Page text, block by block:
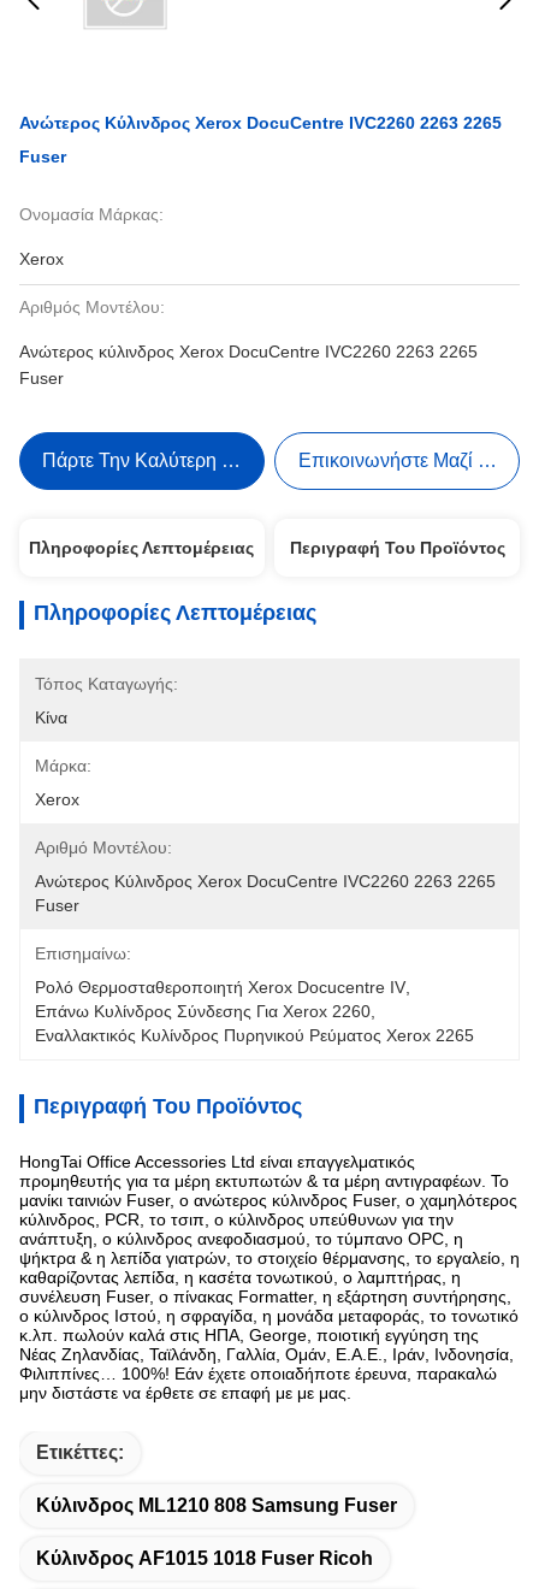
Ανώτερος Κύλινδρος Xerox DocuCentre IVC2260 2263 2265
Fuser
Ονομασία Μάρκας:
Xerox
Αριθμός Μοντέλου:
Ανώτερος κύλινδρος Xerox DocuCentre IVC2260 2263 2265
Fuser
Πάρτε Την Καλύτερη Τιμή Επικοινωνήστε Μαζί Μας
Πληροφορίες Λεπτομέρειας Περιγραφή Του Προϊόντος
Πληροφορίες Λεπτομέρειας
Τόπος Καταγωγής:
Κίνα
Μάρκα:
Xerox
Αριθμό Μοντέλου:
Ανώτερος Κύλινδρος Xerox DocuCentre IVC2260 2263 2265
Fuser
Επισημαίνω:
Ρολό Θερμοσταθεροποιητή Xerox Docucentre IV
Επάνω Κυλίνδρος Σύνδεσης Για Xerox 2260
Εναλλακτικός Κυλίνδρος Πυρηνικού Ρεύματος Xerox 2265
Περιγραφή Του Προϊόντος
HongTai Office Accessories Ltd είναι επαγγελματικός
προμηθευτής για τα μέρη εκτυπωτών & τα μέρη αντιγραφέων. Το
μανίκι ταινιών Fuser, ο ανώτερος κύλινδρος Fuser, ο χαμηλότερος
κύλινδρος, PCR, το τσιπ, ο κύλινδρος υπεύθυνων για την
ανάπτυξη, ο κύλινδρος ανεφοδιασμού, το τύμπανο OPC, η
ψήκτρα & η λεπίδα γιατρών, το στοιχείο θέρμανσης, το εργαλείο, η
καθαρίζοντας λεπίδα, η κασέτα τονωτικού, ο λαμπτήρας, η
συνέλευση Fuser, ο πίνακας Formatter, η εξάρτηση συντήρησης,
ο κύλινδρος Ιστού, η σφραγίδα, η μονάδα μεταφοράς, το τονωτικό
κ.λπ. πωλούν καλά στις ΗΠΑ, George, ποιοτική εγγύηση της
Νέας Ζηλανδίας, Ταϊλάνδη, Γαλλία, Ομάν, Ε.Α.Ε., Ιράν, Ινδονησία,
Φιλιππίνες… 100%! Εάν έχετε οποιαδήποτε έρευνα, παρακαλώ
μην διστάστε να έρθετε σε επαφή με με μας.
Ετικέττες:
Κύλινδρος ML1210 808 Samsung Fuser
Κύλινδρος AF1015 1018 Fuser Ricoh